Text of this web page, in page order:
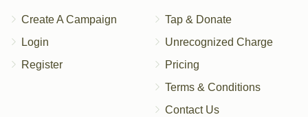
Create A Campaign
Login
Register
Tap & Donate
Unrecognized Charge
Pricing
Terms & Conditions
Contact Us